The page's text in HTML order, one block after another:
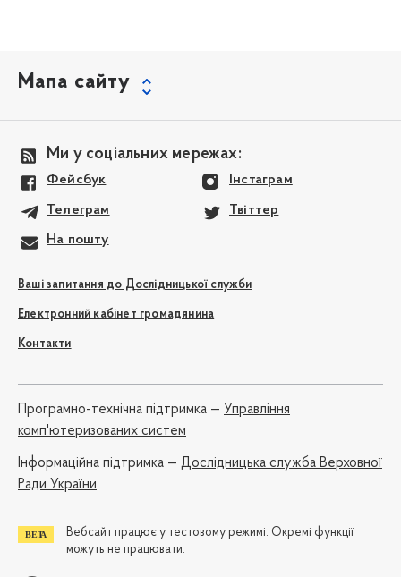
Мапа сайту
Ми у соціальних мережах:
Фейсбук Інстаграм
Телеграм Твіттер
На пошту
Ваші запитання до Дослідницької служби
Електронний кабінет громадянина
Контакти
Програмно-технічна підтримка — Управління
комп'ютеризованих систем
Iнформаційна підтримка — Дослідницька служба Верховної
Ради України
Вебсайт працює у тестовому режимі. Окремі функції
можуть не працювати.